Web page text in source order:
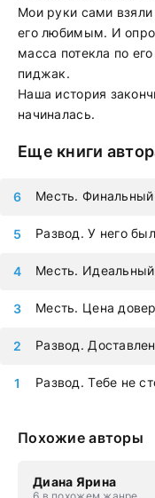
Мои руки сами
его любимым. И
масса потекла по
пиджак.
Наша история
начиналась.
Еще книги
Развод. Тебе не
Развод.
Месть. Цена
Месть.
Развод. У него
Месть. Финальный
Похожие авторы
Диана Ярина